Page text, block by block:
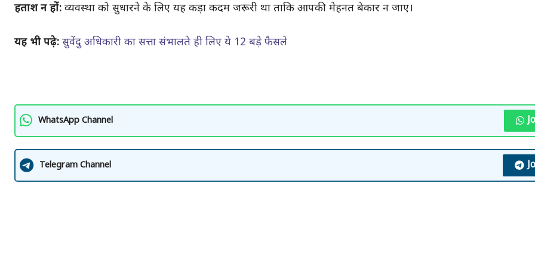
हताश न हों: व्यवस्था को सुधारने के लिए यह कड़ा कदम जरूरी था ताकि आपकी मेहनत बेकार न जाए।
यह भी पढ़े: सुवेंदु अधिकारी का सत्ता संभालते ही लिए ये 12 बड़े फैसले
WhatsApp Channel
Telegram Channel